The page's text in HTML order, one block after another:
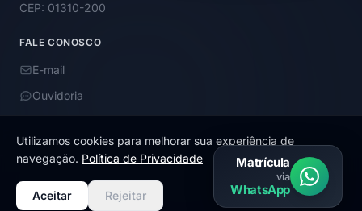
CEP: 01310-200
FALE CONOSCO
E-mail
Ouvidoria
© 2026 Academy Educação. Todos os direitos reservados.
Termos de uso e política de privacidade
Matrícula
via
WhatsApp
Utilizamos cookies para melhorar sua experiência de
navegação. Política de Privacidade
Aceitar Rejeitar